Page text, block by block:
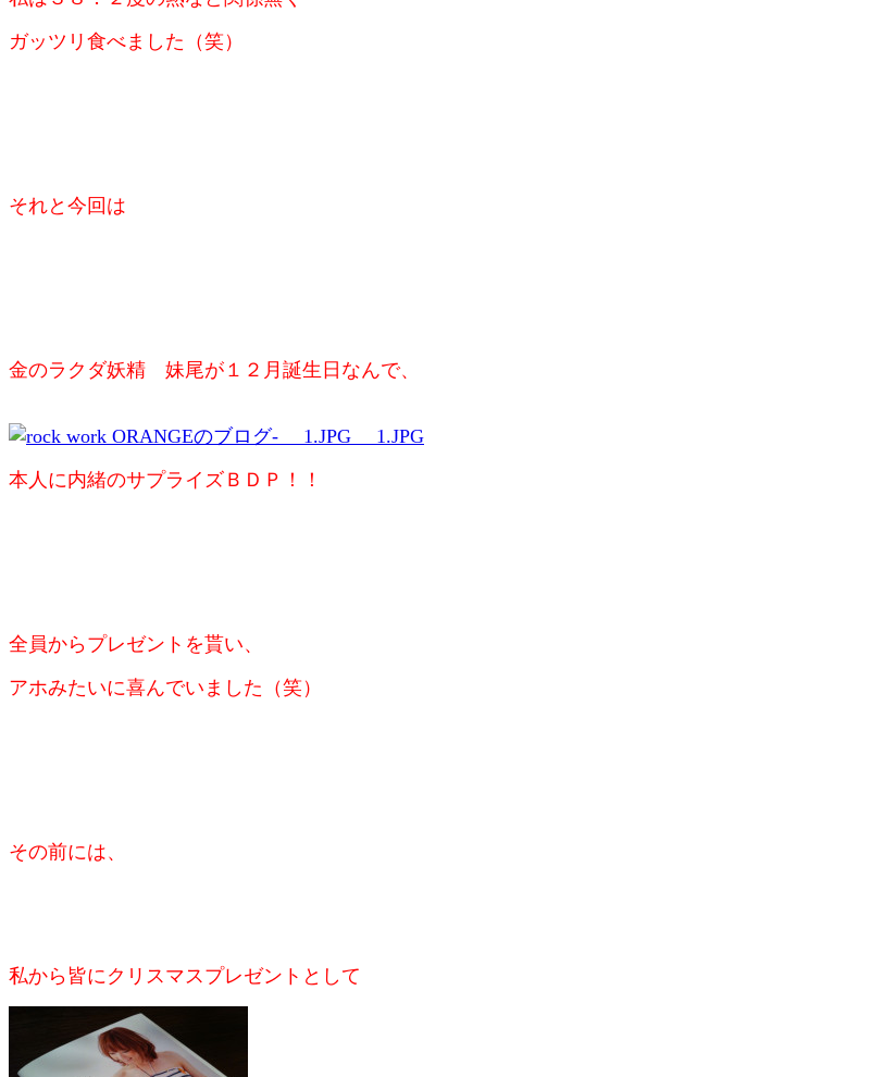
ガッツリ食べました（笑）
それと今回は
金のラクダ妖精 妹尾が１２月誕生日なんで、
本人に内緒のサプライズＢＤＰ！！
全員からプレゼントを貰い、
アホみたいに喜んでいました（笑）
その前には、
私から皆にクリスマスプレゼントとして